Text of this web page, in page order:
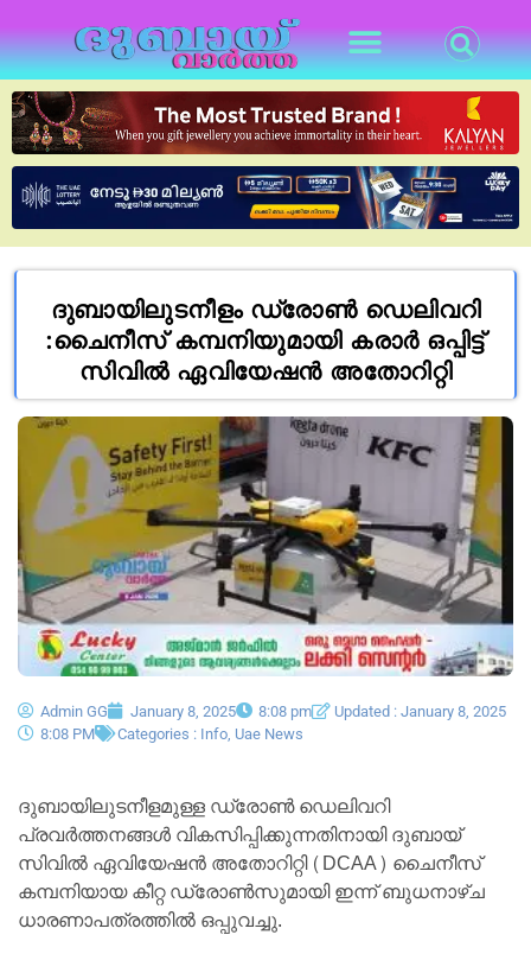
ദുബായിലുടനീളം ഡ്രോൺ ഡെലിവറി
:ചൈനീസ് കമ്പനിയുമായി കരാർ ഒപ്പിട്ട്
സിവിൽ ഏവിയേഷൻ അതോറിറ്റി
Admin GG January 8, 2025 8:08 pm
Updated : January 8, 2025
8:08 PM
Categories : Info Uae News
ദുബായിലുടനീളമുള്ള ഡ്രോൺ ഡെലിവറി
പ്രവർത്തനങ്ങൾ വികസിപ്പിക്കുന്നതിനായി ദുബായ്
സിവിൽ ഏവിയേഷൻ അതോറിറ്റി (DCAA) ചൈനീസ്
കമ്പനിയായ കീറ്റ ഡ്രോൺസുമായി ഇന്ന് ബുധനാഴ്ച
ധാരണാപത്രത്തിൽ ഒപ്പുവച്ചു.